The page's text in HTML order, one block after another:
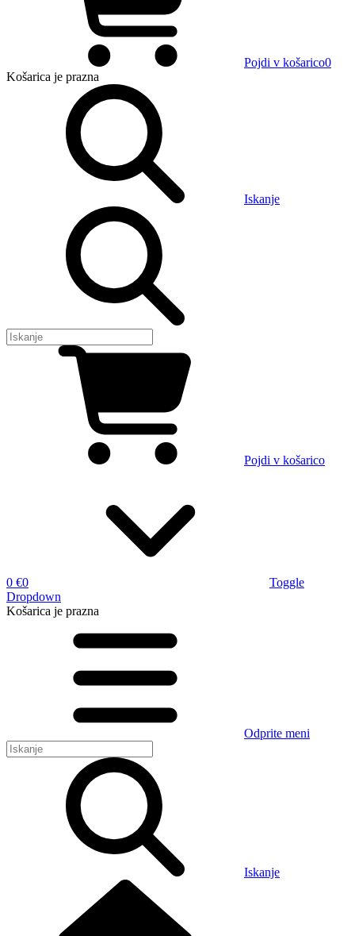
Pojdi v košarico0
Košarica je prazna
Iskanje
Pojdi v košarico
0 €0
Toggle
Dropdown
Košarica je prazna
Odprite meni
Iskanje